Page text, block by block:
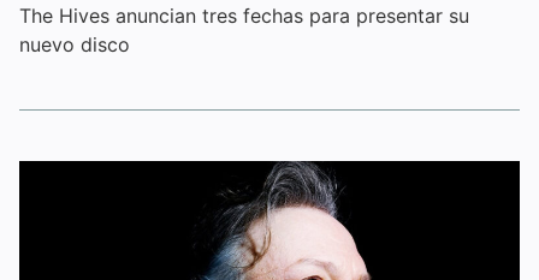
The Hives anuncian tres fechas para presentar su
nuevo disco